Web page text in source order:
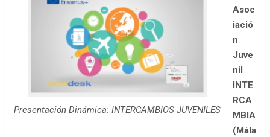
Presentación Dinámica: INTERCAMBIOS JUVENILES
Asoc
iació
n
Juve
nil
INTE
RCA
MBIA
(Mála